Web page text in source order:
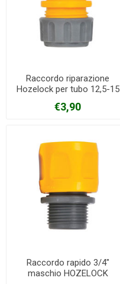
Raccordo riparazione
Hozelock per tubo 12,5-15
€3,90
Raccordo rapido 3/4"
maschio HOZELOCK